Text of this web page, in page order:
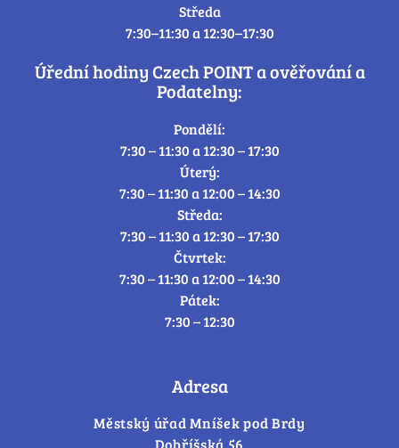
Středa
7:30–11:30 a 12:30–17:30
Úřední hodiny Czech POINT a ověřování a
Podatelny:
Pondělí:
7:30 – 11:30 a 12:30 – 17:30
Úterý:
7:30 – 11:30 a 12:00 – 14:30
Středa:
7:30 – 11:30 a 12:30 – 17:30
Čtvrtek:
7:30 – 11:30 a 12:00 – 14:30
Pátek:
7:30 – 12:30
Adresa
Městský úřad Mníšek pod Brdy
Dobříšská 56